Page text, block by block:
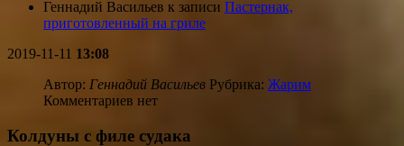
Геннадий Васильев к записи Пастернак,
приготовленный на гриле
2019-11-11 13:08
Автор: Геннадий Васильев Рубрика: Жарим
Комментариев нет
Колдуны с филе судака